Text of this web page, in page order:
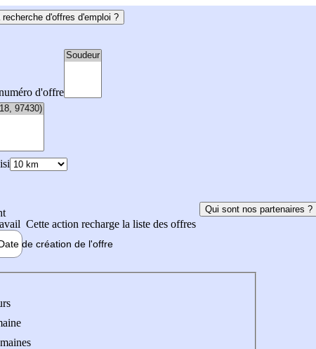
d'offres d'emploi ?
d'offre
Cette action recharge la liste des offres
Qui sont nos partenaires ?
de création de l'offre
l'offre